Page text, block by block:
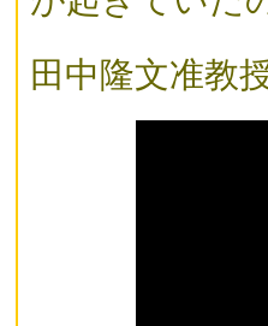
名古屋
田中隆文准教